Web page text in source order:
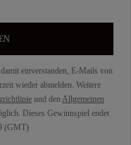
einverstanden, E-Mails von
wieder abmelden. Weitere
und denAllgemeinen
Dieses Gewinnspiel endet
(GMT)